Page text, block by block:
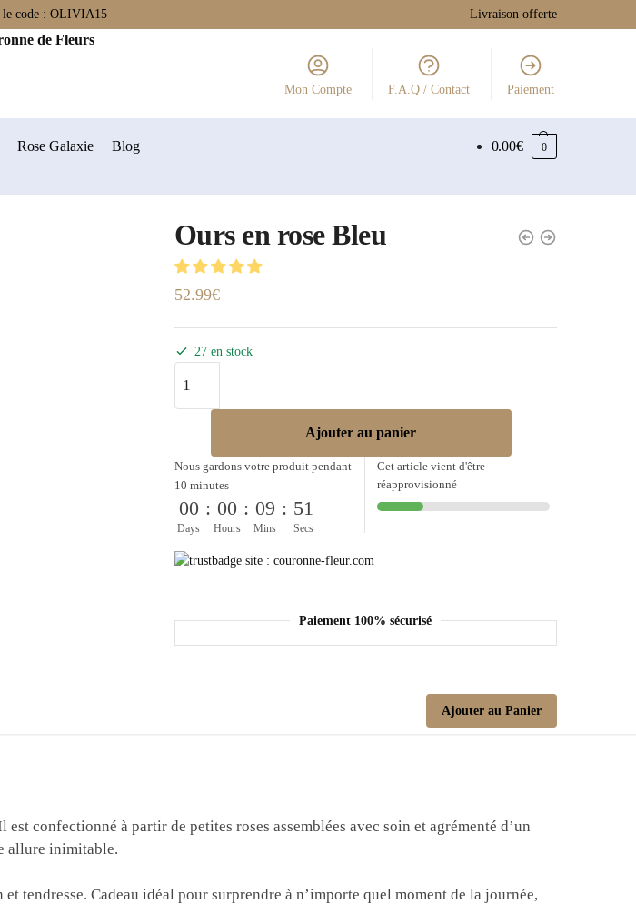
le code : OLIVIA15 Livraison offerte
Mon Compte F.A.Q / Contact Paiement
Rose Galaxie Blog 0.00€ 0
Ours en rose Bleu
52.99€
27 en stock
Ajouter au panier
Nous gardons votre produit pendant
10 minutes
00
Days
: 00
Hours
: 09
Mins
: 51
Secs
Cet article vient d'être
réapprovisionné
Paiement 100% sécurisé
Ajouter au Panier
confectionné à partir de petites roses assemblées avec soin et agrémenté d’un
allure inimitable.
Cadeau idéal pour surprendre à n’importe quel moment de la journée,